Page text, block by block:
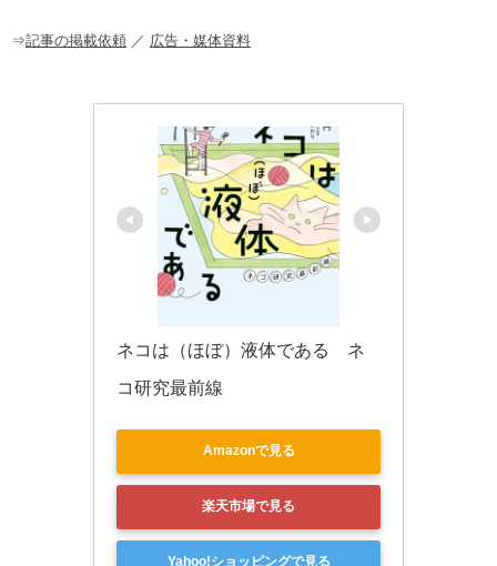
o
⇒記事の掲載依頼 ／ 広告・媒体資料
ネコは（ほぼ）液体である　ネ
コ研究最前線
Amazonで見る
楽天市場で見る
Yahoo!ショッピングで見る